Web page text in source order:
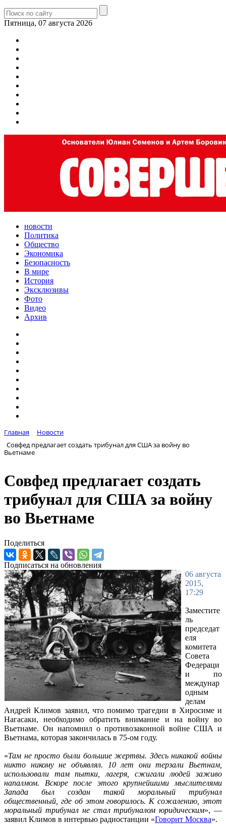
Пятница, 07 августа 2026
новости
Политика
Общество
Экономика
Безопасность
В мире
История
Эксклюзивы
Фото
Видео
Архив
Главная
Новости
Совфед предлагает создать трибунал для США за войну во
Вьетнаме
Совфед предлагает создать
трибунал для США за войну
во Вьетнаме
Поделиться
Подписаться на обновления
06 августа
2015,
17:29
Заместите
ль
председат
еля
комитета
Совета
Федераци
и по
междунар
одным
делам
Андрей Климов заявил, что помимо трагедии в Хиросиме и
Нагасаки, необходимо обратить внимание и на войну во
Вьетнаме. Он напомнил о противозаконной войне США и
Вьетнама, которая закончилась в 75-ом году.
«Там не просто были большие жертвы. Здесь никакой войны
никто никому не объявлял. 10 лет они терзали Вьетнам,
использовали там пытки, лагеря, сжигали людей заживо
напалмом. Вскоре после этого крупнейшими мыслителями
Запада был создан такой моральный трибунал
общественный, где об этом говорилось. К сожалению, этот
моральный трибунал не стал трибуналом юридическим», —
заявил Климов в интервью радиостанции «Говорит Москва».